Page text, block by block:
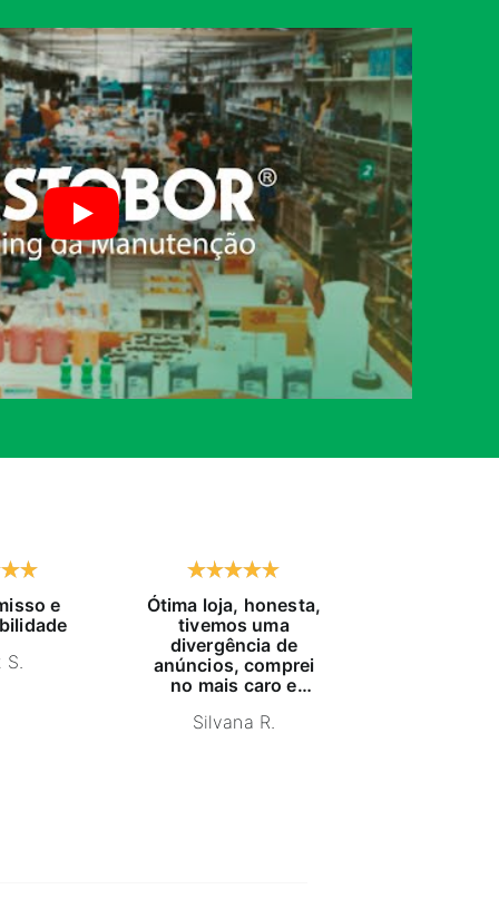
e
S.
Ótima loja, honesta,
tivemos uma
divergência de
anúncios, comprei
no mais caro e
furado, pois me
Silvana R.